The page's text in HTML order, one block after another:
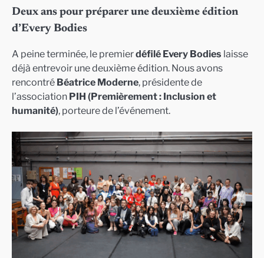
Deux ans pour préparer une deuxième édition
d’Every Bodies
A peine terminée, le premierdéfilé Every Bodies laisse
déjà entrevoir une deuxième édition. Nous avons
rencontré Béatrice Moderne, présidente de
l’association PIH (Premièrement : Inclusion et
humanité), porteure de l’événement.